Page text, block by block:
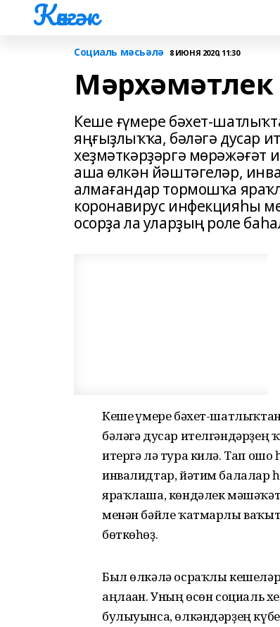
Көнгәк
Социаль мәсьәлә 8 ИЮНЯ 2020, 11:30
Мәрхәмәтлек
Кеше ғүмере бәхет-
яңғыҙлыҡҡа, бәләгә дусар
хеҙмәткәрҙәргә мөрәжәғәт
аша өлкән йәштәгеләр,
алмағандар тормошҡа
коронавирус инфекцияһы
осорҙа ла уларҙың роле
Кеше ғүмере бәхет-
бәләгә дусар ителгәндәрҙең
итергә лә тура килә. Тап
инвалидтар, йәтим балалар
яраҡлаша, көндәлек
менән бәйле ҡатмарлы
бөткөһөҙ.
Был өлкәлә осраҡлы
аңлаған. Уның өсөн социаль
булыуынса, өлкәндәрҙең